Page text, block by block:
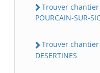
Trouver
POURCAIN-SUR-
Trouver
DESERTINES